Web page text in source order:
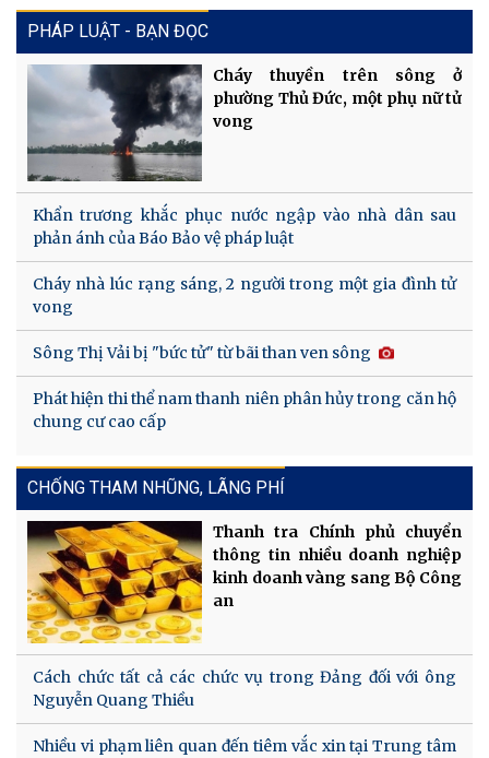
PHÁP LUẬT - BẠN ĐỌC
Cháy thuyền trên sông ở
phường Thủ Đức, một phụ nữ tử
vong
Khẩn trương khắc phục nước ngập vào nhà dân sau
phản ánh của Báo Bảo vệ pháp luật
Cháy nhà lúc rạng sáng, 2 người trong một gia đình tử
vong
Sông Thị Vải bị "bức tử" từ bãi than ven sông
Phát hiện thi thể nam thanh niên phân hủy trong căn hộ
chung cư cao cấp
CHỐNG THAM NHŨNG, LÃNG PHÍ
Thanh tra Chính phủ chuyển
thông tin nhiều doanh nghiệp
kinh doanh vàng sang Bộ Công
an
Cách chức tất cả các chức vụ trong Đảng đối với ông
Nguyễn Quang Thiều
Nhiều vi phạm liên quan đến tiêm vắc xin tại Trung tâm